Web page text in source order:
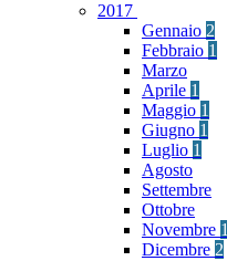
2017
Gennaio 2
Febbraio 1
Marzo
Aprile 1
Maggio 1
Giugno 1
Luglio 1
Agosto
Settembre
Ottobre
Novembre 1
Dicembre 2